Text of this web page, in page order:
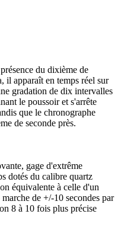
du dixième de
il apparaît en temps réel sur
gradation de dix intervalles
le poussoir et s'arrête
que le chronographe
de seconde près.
gage d'extrême
dotés du calibre quartz
équivalente à celle d'un
de +/-10 secondes par
8 à 10 fois plus précise